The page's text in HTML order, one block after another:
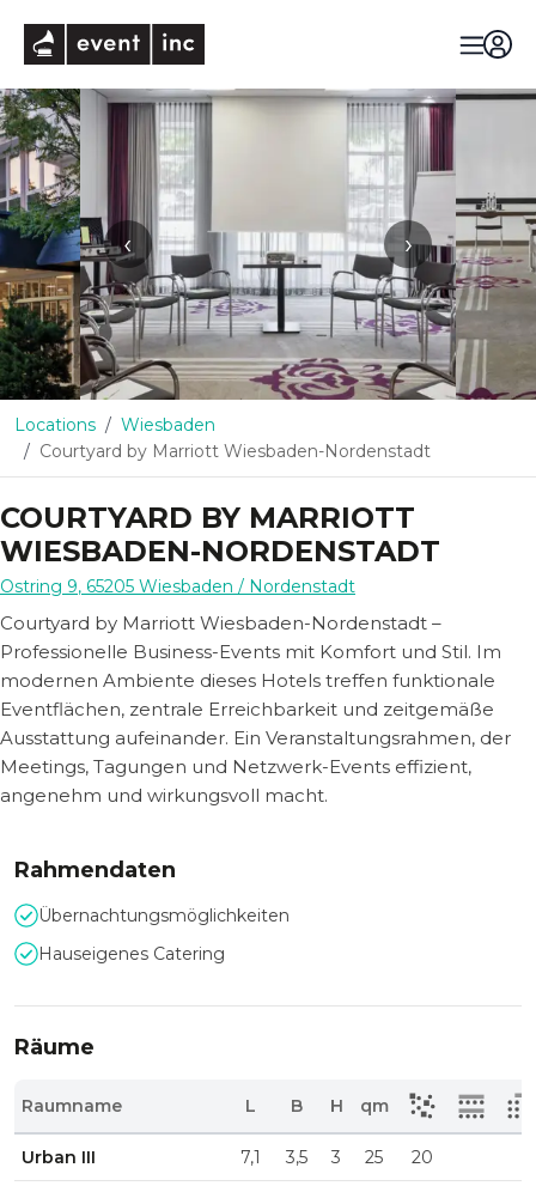
‹ ›
Locations
Wiesbaden
Courtyard by Marriott Wiesbaden-Nordenstadt
COURTYARD BY MARRIOTT
WIESBADEN-NORDENSTADT
Ostring 9, 65205 Wiesbaden / Nordenstadt
Courtyard by Marriott Wiesbaden-Nordenstadt –
Professionelle Business-Events mit Komfort und Stil. Im
modernen Ambiente dieses Hotels treffen funktionale
Eventflächen, zentrale Erreichbarkeit und zeitgemäße
Ausstattung aufeinander. Ein Veranstaltungsrahmen, der
Meetings, Tagungen und Netzwerk-Events effizient,
angenehm und wirkungsvoll macht.
Rahmendaten
Übernachtungsmöglichkeiten
Hauseigenes Catering
Räume
Raumname L B H qm
Urban III 7,1 3,5 3 25 20